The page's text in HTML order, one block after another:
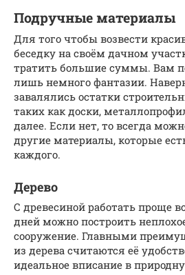
Подручные материалы
Для того чтобы возвести
беседку на своём дачном
тратить большие суммы. Вам
лишь немного фантазии.
завалялись остатки
таких как доски,
далее. Если нет, то всегда
другие материалы, которые
каждого.
Дерево
С древесиной работать проще
дней можно построить
сооружение. Главными
из дерева считаются её
идеальное вписание в